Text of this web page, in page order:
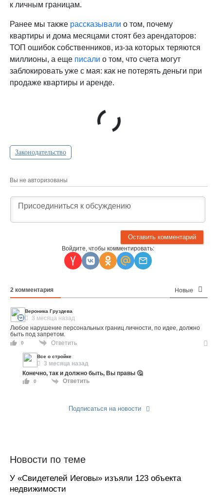
к личным границам.
Ранее мы также рассказывали о том, почему
квартиры и дома месяцами стоят без арендаторов:
ТОП ошибок собственников, из-за которых теряются
миллионы, а еще писали о том, что счета могут
заблокировать уже с мая: как не потерять деньги при
продаже квартиры и аренде.
Законодательство
Вы не авторизованы
Войдите, чтобы комментировать:
2 комментария Новые
Вероника Груздева
3 месяца назад
Любое нарушение персональных границ личности, по идее, должно
быть под запретом.
0 Ответить
Все о стройке
3 месяца назад
Конечно, так и должно быть, Вы правы 🤔
0 Ответить
Подписаться на новости
Новости по теме
У «Свидетелей Иеговы» изъяли 123 объекта
недвижимости